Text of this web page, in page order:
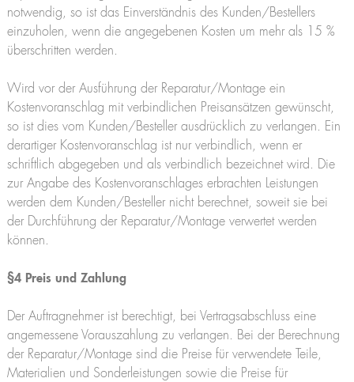
notwendig, so ist das Einverständnis des Kunden/Bestellers
einzuholen, wenn die angegebenen Kosten um mehr als 15 %
überschritten werden.
Wird vor der Ausführung der Reparatur/Montage ein
Kostenvoranschlag mit verbindlichen Preisansätzen gewünscht,
so ist dies vom Kunden/Besteller ausdrücklich zu verlangen. Ein
derartiger Kostenvoranschlag ist nur verbindlich, wenn er
schriftlich abgegeben und als verbindlich bezeichnet wird. Die
zur Angabe des Kostenvoranschlages erbrachten Leistungen
werden dem Kunden/Besteller nicht berechnet, soweit sie bei
der Durchführung der Reparatur/Montage verwertet werden
können.
§4 Preis und Zahlung
Der Auftragnehmer ist berechtigt, bei Vertragsabschluss eine
angemessene Vorauszahlung zu verlangen. Bei der Berechnung
der Reparatur/Montage sind die Preise für verwendete Teile,
Materialien und Sonderleistungen sowie die Preise für